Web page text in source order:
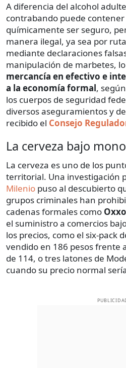
A diferencia del alcohol
contrabando puede
químicamente ser seguro,
manera ilegal, ya sea por
mediante declaraciones
manipulación de marbetes,
mercancía en efectivo e
a la economía formal,
los cuerpos de seguridad
diversos aseguramientos y
recibido el Consejo
La cerveza bajo
La cerveza es uno de los
territorial. Una investigación
Milenio puso al descubierto
grupos criminales han
cadenas formales como
el suministro a comercios
los precios, como el six-pack
vendido en 186 pesos frente
de 114, o tres latones de
cuando su precio normal